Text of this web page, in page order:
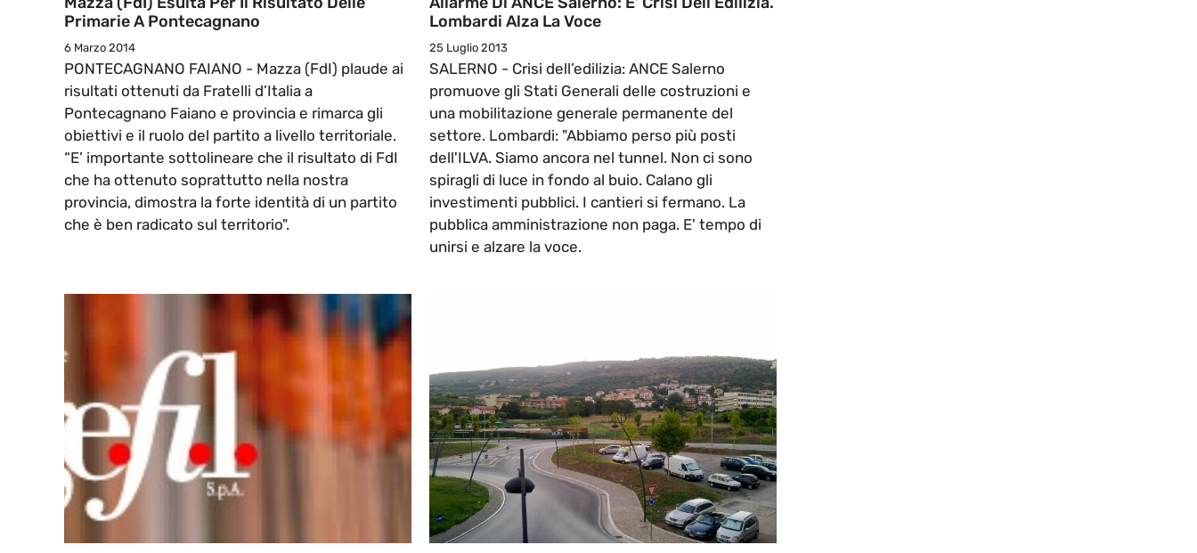
Primarie A Pontecagnano
6 Marzo 2014
PONTECAGNANO FAIANO - Mazza (FdI) plaude ai
risultati ottenuti da Fratelli d’Italia a
Pontecagnano Faiano e provincia e rimarca gli
obiettivi e il ruolo del partito a livello territoriale.
“E’ importante sottolineare che il risultato di FdI
che ha ottenuto soprattutto nella nostra
provincia, dimostra la forte identità di un partito
che è ben radicato sul territorio".
Lombardi Alza La Voce
25 Luglio 2013
SALERNO - Crisi dell’edilizia: ANCE Salerno
promuove gli Stati Generali delle costruzioni e
una mobilitazione generale permanente del
settore. Lombardi: "Abbiamo perso più posti
dell'ILVA. Siamo ancora nel tunnel. Non ci sono
spiragli di luce in fondo al buio. Calano gli
investimenti pubblici. I cantieri si fermano. La
pubblica amministrazione non paga. E' tempo di
unirsi e alzare la voce.